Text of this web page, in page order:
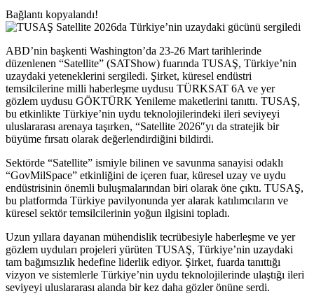
Bağlantı kopyalandı!
ABD’nin başkenti Washington’da 23-26 Mart tarihlerinde
düzenlenen “Satellite” (SATShow) fuarında TUSAŞ, Türkiye’nin
uzaydaki yeteneklerini sergiledi. Şirket, küresel endüstri
temsilcilerine milli haberleşme uydusu TÜRKSAT 6A ve yer
gözlem uydusu GÖKTÜRK Yenileme maketlerini tanıttı. TUSAŞ,
bu etkinlikte Türkiye’nin uydu teknolojilerindeki ileri seviyeyi
uluslararası arenaya taşırken, “Satellite 2026″yı da stratejik bir
büyüme fırsatı olarak değerlendirdiğini bildirdi.
Sektörde “Satellite” ismiyle bilinen ve savunma sanayisi odaklı
“GovMilSpace” etkinliğini de içeren fuar, küresel uzay ve uydu
endüstrisinin önemli buluşmalarından biri olarak öne çıktı. TUSAŞ,
bu platformda Türkiye pavilyonunda yer alarak katılımcıların ve
küresel sektör temsilcilerinin yoğun ilgisini topladı.
Uzun yıllara dayanan mühendislik tecrübesiyle haberleşme ve yer
gözlem uyduları projeleri yürüten TUSAŞ, Türkiye’nin uzaydaki
tam bağımsızlık hedefine liderlik ediyor. Şirket, fuarda tanıttığı
vizyon ve sistemlerle Türkiye’nin uydu teknolojilerinde ulaştığı ileri
seviyeyi uluslararası alanda bir kez daha gözler önüne serdi.